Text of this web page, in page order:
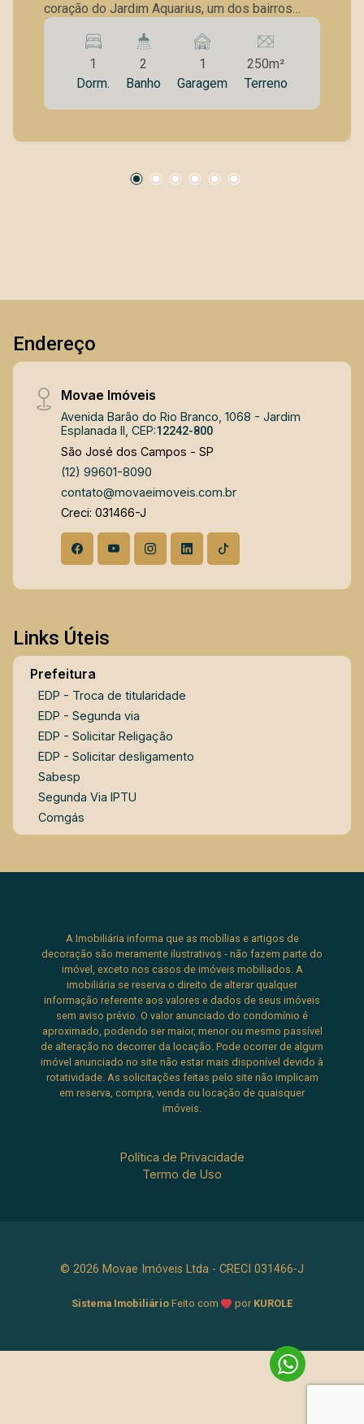
coração do Jardim Aquarius, um dos bairros
mais desejados da cidade! Este incrível
apartamento duplex de 1 dormitório oferece
todo o conforto e conveniência que você
procura. Características do Imóvel: 1 Dormitório
espaçoso 78m² de área Duplex, proporcionando
qualidade Lazer completo para toda a família
Aquarius, próximo a escolas, supermercados,
mesmo e agende sua visita. Seu novo lar espera
1
Dorm.
2
Banho
1
Garagem
250m²
Terreno
Endereço
Movae Imóveis
Avenida Barão do Rio Branco, 1068 - Jardim
Esplanada II, CEP:12242-800
São José dos Campos - SP
(12) 99601-8090
contato@movaeimoveis.com.br
Creci: 031466-J
Links Úteis
Prefeitura
EDP - Troca de titularidade
EDP - Segunda via
EDP - Solicitar Religação
EDP - Solicitar desligamento
Sabesp
Segunda Via IPTU
Comgás
A Imobiliária informa que as mobílias e artigos de
decoração são meramente ilustrativos - não fazem parte do
imóvel, exceto nos casos de imóveis mobiliados. A
imobiliária se reserva o direito de alterar qualquer
informação referente aos valores e dados de seus imóveis
sem aviso prévio. O valor anunciado do condomínio é
aproximado, podendo ser maior, menor ou mesmo passível
de alteração no decorrer da locação. Pode ocorrer de algum
imóvel anunciado no site não estar mais disponível devido à
rotatividade. As solicitações feitas pelo site não implicam
em reserva, compra, venda ou locação de quaisquer
imóveis.
Política de Privacidade
Termo de Uso
© 2026 Movae Imóveis Ltda - CRECI 031466-J
Sistema Imobiliário Feito com por KUROLE